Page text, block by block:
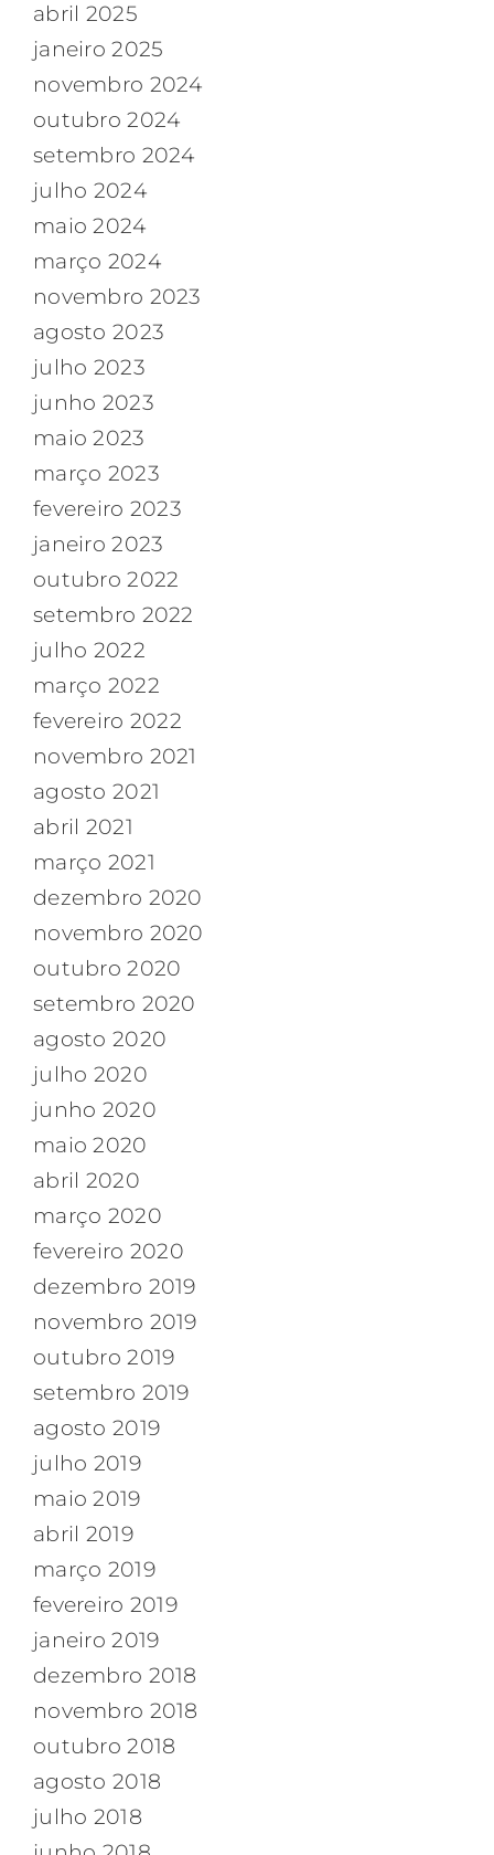
abril 2025
janeiro 2025
novembro 2024
outubro 2024
setembro 2024
julho 2024
maio 2024
março 2024
novembro 2023
agosto 2023
julho 2023
junho 2023
maio 2023
março 2023
fevereiro 2023
janeiro 2023
outubro 2022
setembro 2022
julho 2022
março 2022
fevereiro 2022
novembro 2021
agosto 2021
abril 2021
março 2021
dezembro 2020
novembro 2020
outubro 2020
setembro 2020
agosto 2020
julho 2020
junho 2020
maio 2020
abril 2020
março 2020
fevereiro 2020
dezembro 2019
novembro 2019
outubro 2019
setembro 2019
agosto 2019
julho 2019
maio 2019
abril 2019
março 2019
fevereiro 2019
janeiro 2019
dezembro 2018
novembro 2018
outubro 2018
agosto 2018
julho 2018